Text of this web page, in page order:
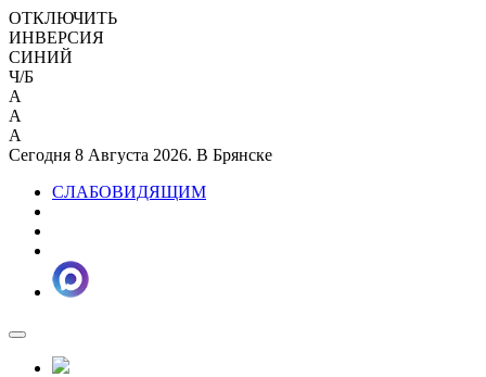
ОТКЛЮЧИТЬ
ИНВЕРСИЯ
СИНИЙ
Ч/Б
A
A
A
Сегодня 8 Августа 2026. В Брянске
СЛАБОВИДЯЩИМ